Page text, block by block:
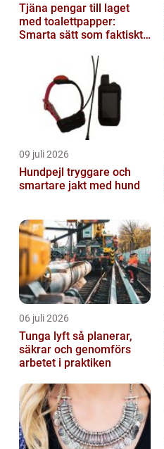
Tjäna pengar till laget
med toalettpapper:
Smarta sätt som faktiskt
09 juli 2026
Hundpejl tryggare och
smartare jakt med hund
06 juli 2026
Tunga lyft så planerar,
säkrar och genomförs
arbetet i praktiken